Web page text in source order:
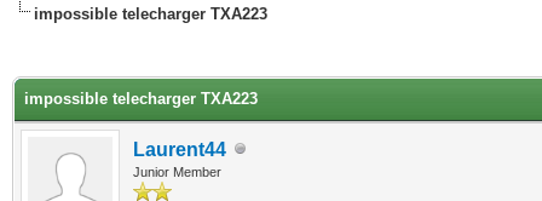
impossible telecharger TXA223
impossible telecharger TXA223
Laurent44
Junior Member